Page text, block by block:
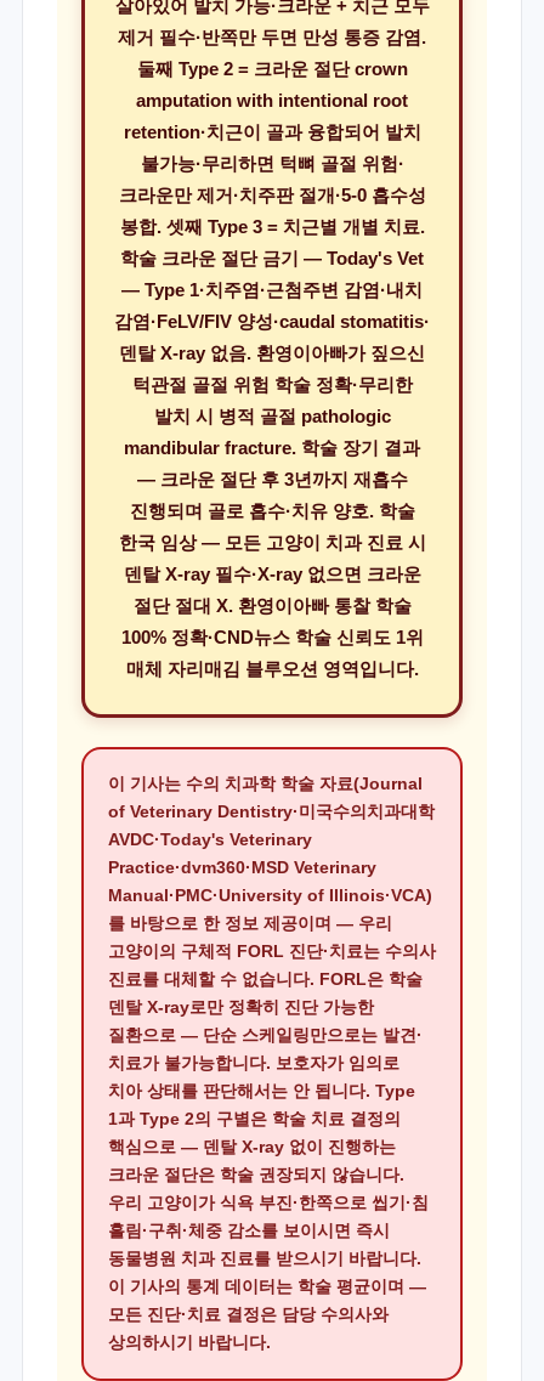
살아있어 발치 가능·크라운 + 치근 모두
제거 필수·반쪽만 두면 만성 통증 감염.
둘째 Type 2 = 크라운 절단 crown
amputation with intentional root
retention·치근이 골과 융합되어 발치
불가능·무리하면 턱뼈 골절 위험·
크라운만 제거·치주판 절개·5-0 흡수성
봉합. 셋째 Type 3 = 치근별 개별 치료.
학술 크라운 절단 금기 — Today's Vet
— Type 1·치주염·근첨주변 감염·내치
감염·FeLV/FIV 양성·caudal stomatitis·
덴탈 X-ray 없음. 환영이아빠가 짚으신
턱관절 골절 위험 학술 정확·무리한
발치 시 병적 골절 pathologic
mandibular fracture. 학술 장기 결과
— 크라운 절단 후 3년까지 재흡수
진행되며 골로 흡수·치유 양호. 학술
한국 임상 — 모든 고양이 치과 진료 시
덴탈 X-ray 필수·X-ray 없으면 크라운
절단 절대 X. 환영이아빠 통찰 학술
100% 정확·CND뉴스 학술 신뢰도 1위
매체 자리매김 블루오션 영역입니다.
이 기사는 수의 치과학 학술 자료(Journal
of Veterinary Dentistry·미국수의치과대학
AVDC·Today's Veterinary
Practice·dvm360·MSD Veterinary
Manual·PMC·University of Illinois·VCA)
를 바탕으로 한 정보 제공이며 — 우리
고양이의 구체적 FORL 진단·치료는 수의사
진료를 대체할 수 없습니다. FORL은 학술
덴탈 X-ray로만 정확히 진단 가능한
질환으로 — 단순 스케일링만으로는 발견·
치료가 불가능합니다. 보호자가 임의로
치아 상태를 판단해서는 안 됩니다. Type
1과 Type 2의 구별은 학술 치료 결정의
핵심으로 — 덴탈 X-ray 없이 진행하는
크라운 절단은 학술 권장되지 않습니다.
우리 고양이가 식욕 부진·한쪽으로 씹기·침
흘림·구취·체중 감소를 보이시면 즉시
동물병원 치과 진료를 받으시기 바랍니다.
이 기사의 통계 데이터는 학술 평균이며 —
모든 진단·치료 결정은 담당 수의사와
상의하시기 바랍니다.